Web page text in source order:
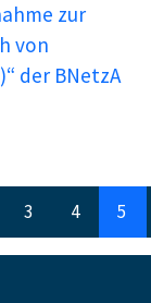
zur
von
der BNetzA
3 4 5